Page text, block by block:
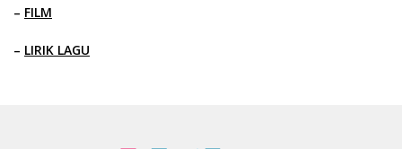
– FILM
– LIRIK LAGU